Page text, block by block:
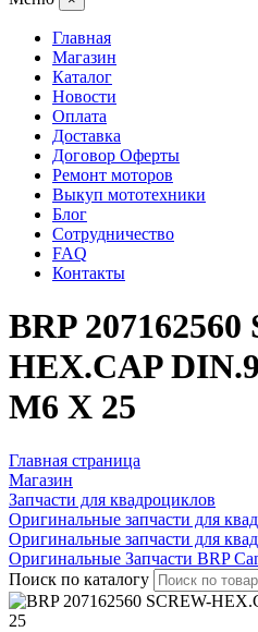
Главная
Магазин
Каталог
Новости
Оплата
Доставка
Договор Оферты
Ремонт моторов
Выкуп мототехники
Блог
Сотрудничество
FAQ
Контакты
BRP 207162560
HEX.CAP
M6 X 25
Главная страница
Магазин
Запчасти для квадроциклов
Оригинальные запчасти для
Оригинальные запчасти для
Оригинальные Запчасти BRP
Поиск по каталогу